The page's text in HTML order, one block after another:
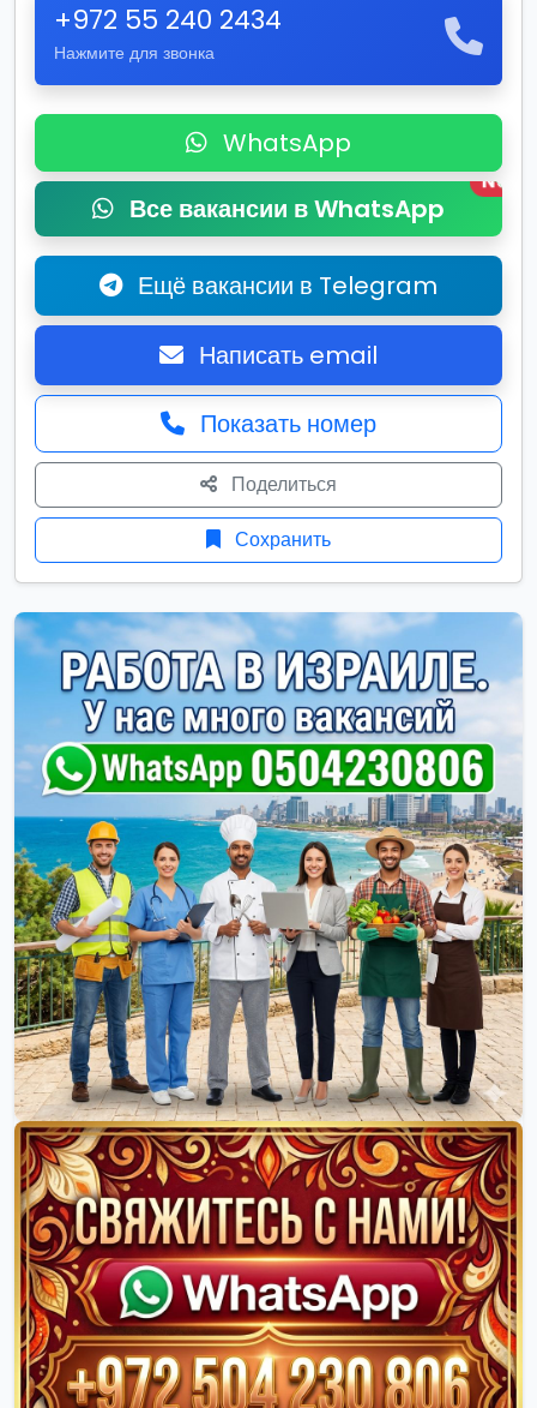
+972 55 240 2434
Нажмите для звонка
WhatsApp
Все вакансии в WhatsApp
New
Ещё вакансии в Telegram
Написать email
Показать номер
Поделиться
Сохранить